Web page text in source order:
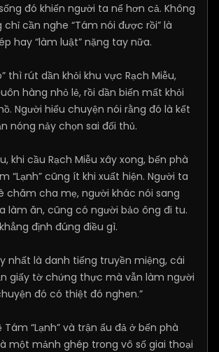
đó khiến người ta nể hơn cả. Không
chỉ cần nghe “Tám nói được rồi” là
hay “làm luật” nặng tay nữa.
thì rút dần khỏi khu vực Rạch Miễu,
hàng nhỏ lẻ, rồi dần biến mất khỏi
Người hiểu chuyện nói rằng đó là kết
nóng nảy chọn sai đối thủ.
khi cầu Rạch Miễu xây xong, bến phà
“Lạnh” cũng ít khi xuất hiện. Người ta
chăm cha mẹ, người khác nói sang
làm ăn, cũng có người bảo ông đi tu.
định đúng điều gì.
nhất là danh tiếng truyền miệng, cái
giấy tờ chứng thực mà vẫn làm người
đó có thiệt đó nghen.”
“Lạnh” và trận ẩu đả ở bến phà
một mảnh ghép trong vô số giai thoại